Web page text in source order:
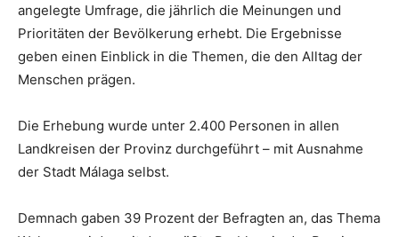
angelegte Umfrage, die jährlich die Meinungen und
Prioritäten der Bevölkerung erhebt. Die Ergebnisse
geben einen Einblick in die Themen, die den Alltag der
Menschen prägen.
Die Erhebung wurde unter 2.400 Personen in allen
Landkreisen der Provinz durchgeführt – mit Ausnahme
der Stadt Málaga selbst.
Demnach gaben 39 Prozent der Befragten an, das Thema